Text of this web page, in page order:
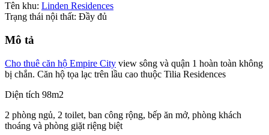
Tên khu: Linden Residences
Trạng thái nội thất: Đầy đủ
Mô tả
Cho thuê căn hộ Empire City view sông và quận 1 hoàn toàn không
bị chắn. Căn hộ tọa lạc trên lầu cao thuộc Tilia Residences
Diện tích 98m2
2 phòng ngủ, 2 toilet, ban công rộng, bếp ăn mở, phòng khách
thoáng và phòng giặt riệng biệt